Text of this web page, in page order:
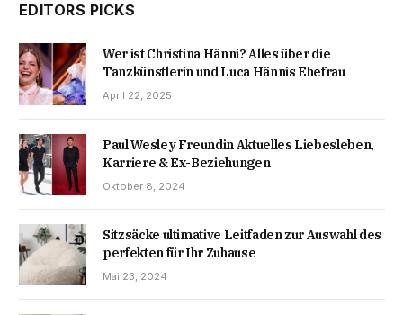
EDITORS PICKS
Wer ist Christina Hänni? Alles über die
Tanzkünstlerin und Luca Hännis Ehefrau
April 22, 2025
Paul Wesley Freundin Aktuelles Liebesleben,
Karriere & Ex-Beziehungen
Oktober 8, 2024
Sitzsäcke ultimative Leitfaden zur Auswahl des
perfekten für Ihr Zuhause
Mai 23, 2024